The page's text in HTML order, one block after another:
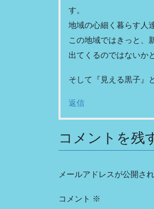
す。
地域の心細く暮らす人
この地域ではきっと、
出てくるのではないか
そして『見える黒子』
返信
コメントを残
メールアドレスが公開さ
コメント ※